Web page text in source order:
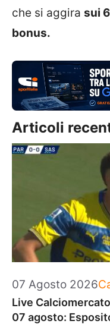
che si aggira sui
bonus.
Articoli
07 Agosto 2026
Live
07 agosto: